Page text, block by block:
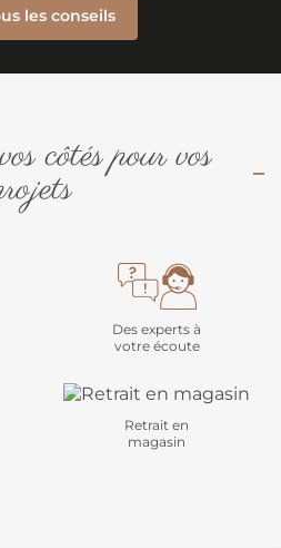
les conseils
côtés pour vos
Des experts à
votre écoute
Retrait en
magasin